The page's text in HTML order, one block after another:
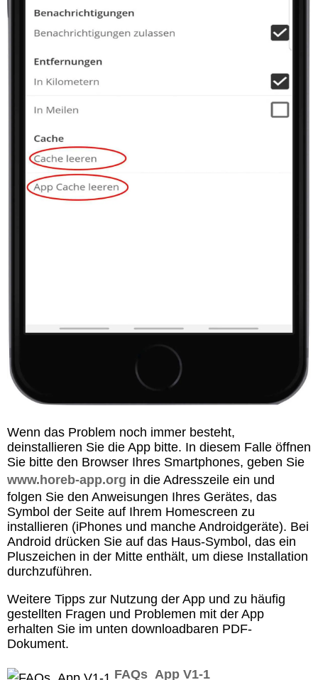
Wenn das Problem noch immer besteht,
deinstallieren Sie die App bitte. In diesem Falle öffnen
Sie bitte den Browser Ihres Smartphones, geben Sie
www.horeb-app.org in die Adresszeile ein und
folgen Sie den Anweisungen Ihres Gerätes, das
Symbol der Seite auf Ihrem Homescreen zu
installieren (iPhones und manche Androidgeräte). Bei
Android drücken Sie auf das Haus-Symbol, das ein
Pluszeichen in der Mitte enthält, um diese Installation
durchzuführen.
Weitere Tipps zur Nutzung der App und zu häufig
gestellten Fragen und Problemen mit der App
erhalten Sie im unten downloadbaren PDF-
Dokument.
FAQs_App V1-1